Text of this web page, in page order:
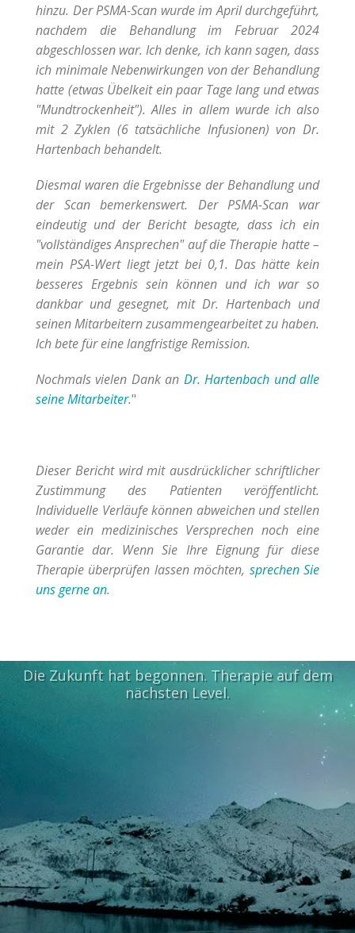
hinzu. Der PSMA-Scan wurde im April durchgeführt,
nachdem die Behandlung im Februar 2024
abgeschlossen war. Ich denke, ich kann sagen, dass
ich minimale Nebenwirkungen von der Behandlung
hatte (etwas Übelkeit ein paar Tage lang und etwas
"Mundtrockenheit"). Alles in allem wurde ich also
mit 2 Zyklen (6 tatsächliche Infusionen) von Dr.
Hartenbach behandelt.
Diesmal waren die Ergebnisse der Behandlung und
der Scan bemerkenswert. Der PSMA-Scan war
eindeutig und der Bericht besagte, dass ich ein
"vollständiges Ansprechen" auf die Therapie hatte –
mein PSA-Wert liegt jetzt bei 0,1. Das hätte kein
besseres Ergebnis sein können und ich war so
dankbar und gesegnet, mit Dr. Hartenbach und
seinen Mitarbeitern zusammengearbeitet zu haben.
Ich bete für eine langfristige Remission.
Nochmals vielen Dank an Dr. Hartenbach und alle
seine Mitarbeiter."
Dieser Bericht wird mit ausdrücklicher schriftlicher
Zustimmung des Patienten veröffentlicht.
Individuelle Verläufe können abweichen und stellen
weder ein medizinisches Versprechen noch eine
Garantie dar. Wenn Sie Ihre Eignung für diese
Therapie überprüfen lassen möchten, sprechen Sie
uns gerne an.
Die Zukunft hat begonnen. Therapie auf dem
nächsten Level.